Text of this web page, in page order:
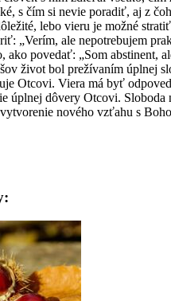
s čím si nevie poradiť, aj z
lebo vieru je možné
„Verím, ale nepotrebujem
ako povedať: „Som abstinent,
život bol prežívaním úplnej
Otcovi. Viera má byť
úplnej dôvery Otcovi. Sloboda
nového vzťahu s